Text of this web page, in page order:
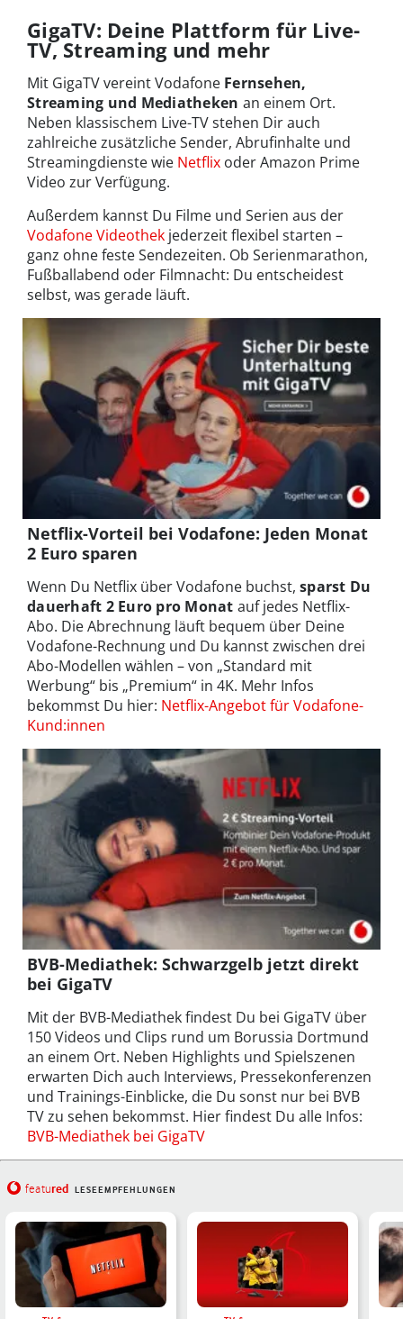
GigaTV: Deine Plattform für Live-
TV, Streaming und mehr
Mit GigaTV vereint Vodafone Fernsehen,
Streaming und Mediatheken an einem Ort.
Neben klassischem Live-TV stehen Dir auch
zahlreiche zusätzliche Sender, Abrufinhalte und
Streamingdienste wie Netflix oder Amazon Prime
Video zur Verfügung.
Außerdem kannst Du Filme und Serien aus der
Vodafone Videothek jederzeit flexibel starten –
ganz ohne feste Sendezeiten. Ob Serienmarathon,
Fußballabend oder Filmnacht: Du entscheidest
selbst, was gerade läuft.
Netflix-Vorteil bei Vodafone: Jeden Monat
2 Euro sparen
Wenn Du Netflix über Vodafone buchst, sparst Du
dauerhaft 2 Euro pro Monat auf jedes Netflix-
Abo. Die Abrechnung läuft bequem über Deine
Vodafone-Rechnung und Du kannst zwischen drei
Abo-Modellen wählen – von „Standard mit
Werbung“ bis „Premium“ in 4K. Mehr Infos
bekommst Du hier: Netflix-Angebot für Vodafone-
Kund:innen
BVB-Mediathek: Schwarzgelb jetzt direkt
bei GigaTV
Mit der BVB-Mediathek findest Du bei GigaTV über
150 Videos und Clips rund um Borussia Dortmund
an einem Ort. Neben Highlights und Spielszenen
erwarten Dich auch Interviews, Pressekonferenzen
und Trainings-Einblicke, die Du sonst nur bei BVB
TV zu sehen bekommst. Hier findest Du alle Infos:
BVB-Mediathek bei GigaTV
featured LESEEMPFEHLUNGEN